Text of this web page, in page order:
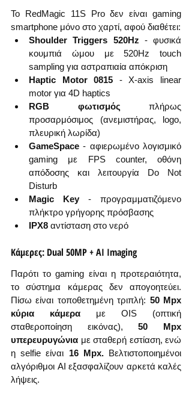
Το RedMagic 11S Pro δεν είναι gaming
smartphone μόνο στο χαρτί, αφού διαθέτει:
Shoulder Triggers 520Hz - φυσικά
κουμπιά ώμου με 520Hz touch
sampling για αστραπιαία απόκριση
Haptic Motor 0815 - X-axis linear
motor για 4D haptics
RGB φωτισμός πλήρως
προσαρμόσιμος (ανεμιστήρας, logo,
πλευρική λωρίδα)
GameSpace - αφιερωμένο λογισμικό
gaming με FPS counter, οθόνη
απόδοσης και λειτουργία Do Not
Disturb
Magic Key - προγραμματιζόμενο
πλήκτρο γρήγορης πρόσβασης
IPX8 αντίσταση στο νερό
Κάμερες: Dual 50MP + AI Imaging
Παρότι το gaming είναι η προτεραιότητα,
το σύστημα κάμερας δεν απογοητεύει.
Πίσω είναι τοποθετημένη τριπλή: 50 Mpx
κύρια κάμερα με OIS (οπτική
σταθεροποίηση εικόνας), 50 Mpx
υπερευρυγώνια με σταθερή εστίαση, ενώ
η selfie είναι 16 Mpx. Βελτιστοποιημένοι
αλγόριθμοι AI εξασφαλίζουν αρκετά καλές
λήψεις.